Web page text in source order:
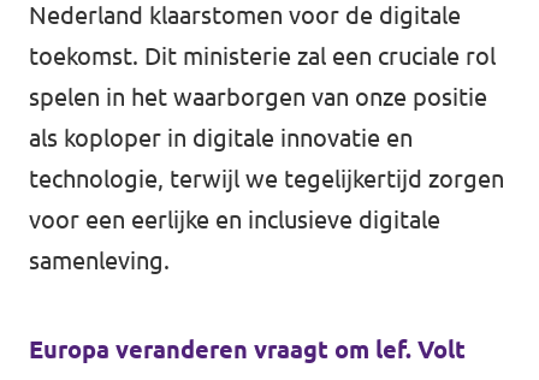
Nederland klaarstomen voor de digitale
toekomst. Dit ministerie zal een cruciale rol
spelen in het waarborgen van onze positie
als koploper in digitale innovatie en
technologie, terwijl we tegelijkertijd zorgen
voor een eerlijke en inclusieve digitale
samenleving.
Europa veranderen vraagt om lef. Volt